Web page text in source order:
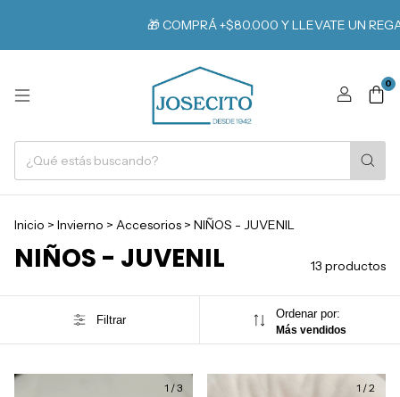
🎁 COMPRÁ +$80.000 Y LLEVATE UN REGALO
0
Inicio > Invierno > Accesorios > NIÑOS - JUVENIL
NIÑOS - JUVENIL 13 productos
Filtrar Ordenar por:
Más vendidos
1 /3 1 /2